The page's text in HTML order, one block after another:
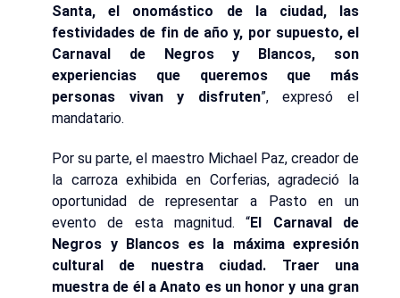
Santa, el onomástico de la ciudad, las
festividades de fin de año y, por supuesto, el
Carnaval de Negros y Blancos, son
experiencias que queremos que más
personas vivan y disfruten”, expresó el
mandatario.
Por su parte, el maestro Michael Paz, creador de
la carroza exhibida en Corferias, agradeció la
oportunidad de representar a Pasto en un
evento de esta magnitud. “El Carnaval de
Negros y Blancos es la máxima expresión
cultural de nuestra ciudad. Traer una
muestra de él a Anato es un honor y una gran